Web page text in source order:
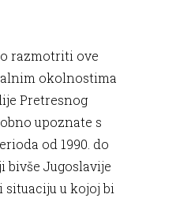
razmotriti ove
okolnostima
Pretresnog
upoznate s
od 1990. do
bivše Jugoslavije
u kojoj bi